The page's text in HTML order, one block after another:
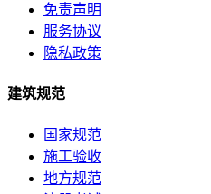
免责声明
服务协议
隐私政策
建筑规范
国家规范
施工验收
地方规范